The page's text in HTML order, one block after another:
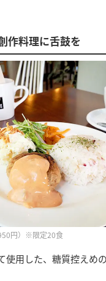
作料理に舌鼓を
円）※限定20食
使用した、糖質控えめ